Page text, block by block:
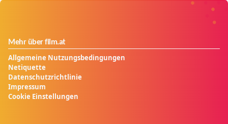
Mehr über film.at
Allgemeine Nutzungsbedingungen
Netiquette
Datenschutzrichtlinie
Impressum
Cookie Einstellungen